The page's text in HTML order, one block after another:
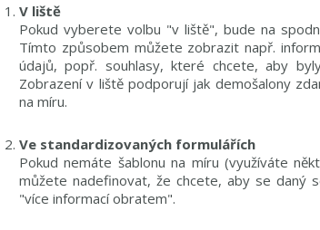
V liště
Pokud vyberete volbu "v liště", bude na
Tímto způsobem můžete zobrazit např.
údajů, popř. souhlasy, které chcete, aby
Zobrazení v liště podporují jak demošalony
na míru.
Ve standardizovaných formulářích
Pokud nemáte šablonu na míru (využíváte
můžete nadefinovat, že chcete, aby se daný
"více informací obratem".